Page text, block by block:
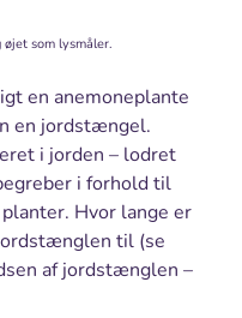
som lysmåler.
en anemoneplante
en jordstængel.
i jorden – lodret
i forhold til
Hvor lange er
til (se
af jordstænglen –